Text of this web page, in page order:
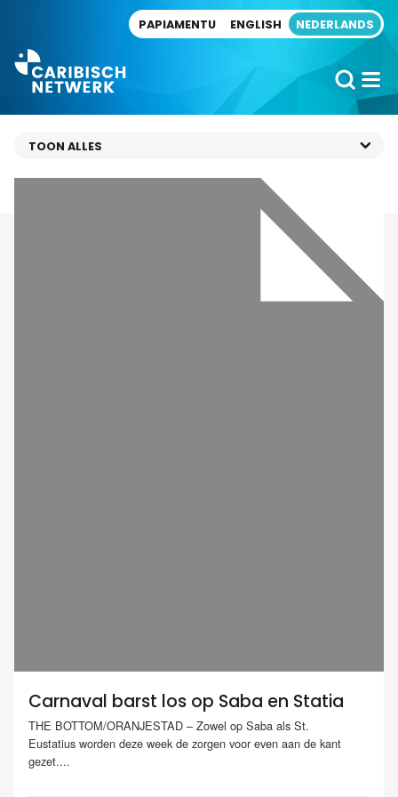
PAPIAMENTU ENGLISH NEDERLANDS
Carnaval barst los op Saba en Statia
THE BOTTOM/ORANJESTAD – Zowel op Saba als St.
Eustatius worden deze week de zorgen voor even aan de kant
gezet....